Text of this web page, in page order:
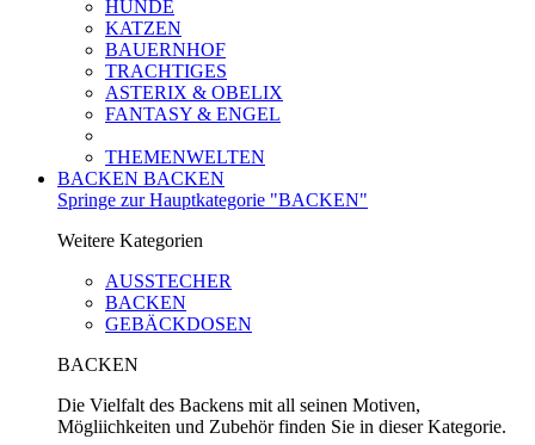
HUNDE
KATZEN
BAUERNHOF
TRACHTIGES
ASTERIX & OBELIX
FANTASY & ENGEL
THEMENWELTEN
BACKEN BACKEN
Springe zur Hauptkategorie "BACKEN"
Weitere Kategorien
AUSSTECHER
BACKEN
GEBÄCKDOSEN
BACKEN
Die Vielfalt des Backens mit all seinen Motiven,
Mögliichkeiten und Zubehör finden Sie in dieser Kategorie.